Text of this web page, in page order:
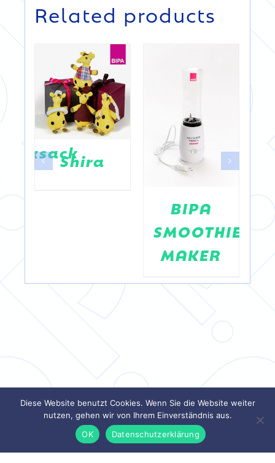
Related products
Shira
BIPA
SMOOTHIE
MAKER
Diese Website benutzt Cookies. Wenn Sie die Website weiter
nutzen, gehen wir von Ihrem Einverständnis aus.
OK
Datenschutzerklärung